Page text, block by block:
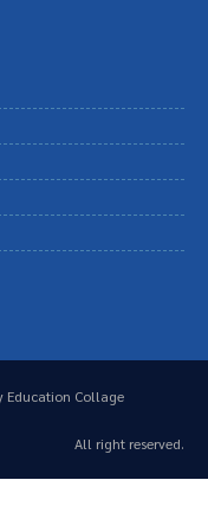
Education Collage
All right reserved.